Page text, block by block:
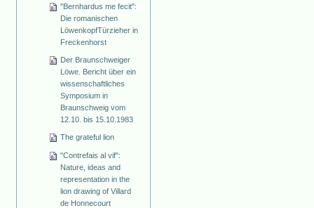
"Bernhardus me fecit":
Die romanischen
Löwenkopf­Türzieher in
Freckenhorst
Der Braunschweiger
Löwe. Bericht über ein
wissenschaftliches
Symposium in
Braunschweig vom
12.10. bis 15.10.1983
The grateful lion
"Contrefais al vif":
Nature, ideas and
representation in the
lion drawing of Villard
de Honnecourt